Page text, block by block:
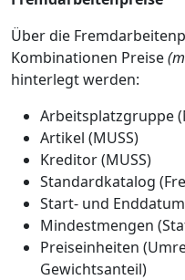
Über die
Kombinationen Preise
hinterlegt werden:
Arbeitsplatzgruppe
Artikel (MUSS)
Kreditor (MUSS)
Standardkatalog
Start- und Enddatum
Mindestmengen
Preiseinheiten
Gewichtsanteil)